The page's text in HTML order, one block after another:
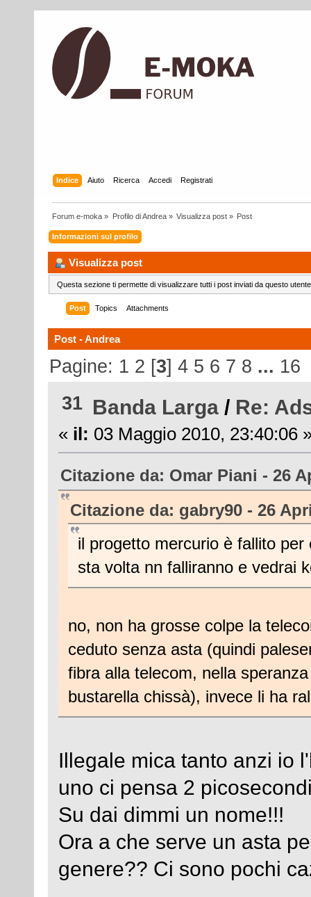
Indice Aiuto Ricerca Accedi Registrati
Forum e-moka » Profilo di Andrea» Visualizza post» Post
Informazioni sul profilo
Visualizza post
Questa sezione ti permette di visualizzare tutti i post inviati da questo
Post Topics Attachments
Post - Andrea
Pagine: 1 2 [3]4 5 6 7 8 ... 16
31 Banda Larga / Re:
« il: 03 Maggio 2010, 23:40:06
Citazione da: Omar Piani - 26
Citazione da: gabry90 - 26
il progetto mercurio è fallito
sta volta nn falliranno e vedrai
no, non ha grosse colpe la
ceduto senza asta (quindi
fibra alla telecom, nella
bustarella chissà), invece li ha
Illegale mica tanto anzi io
uno ci pensa 2
Su dai dimmi un nome!!!
Ora a che serve un asta
genere?? Ci sono pochi